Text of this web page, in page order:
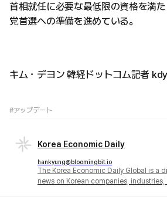
首相就任に必要な最低限の資格を満た
党首選への準備を進めている。
キム・デヨン 韓経ドットコム記者
#アップデート
Korea Economic Daily
hankyung@bloomingbit.io
The Korea Economic Daily Global is a
news on Korean companies,